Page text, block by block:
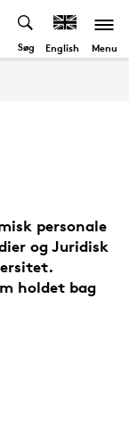
Søg English Menu
personale
og Juridisk
holdet bag